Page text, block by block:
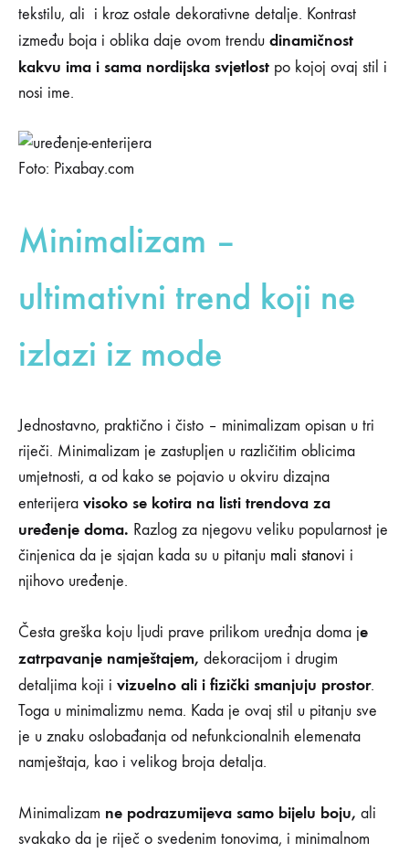
tekstilu, ali i kroz ostale dekorativne detalje. Kontrast
između boja i oblika daje ovom trendu dinamičnost
kakvu ima i sama nordijska svjetlost po kojoj ovaj stil i
nosi ime.
Foto: Pixabay.com
Minimalizam –
ultimativni trend koji ne
izlazi iz mode
Jednostavno, praktično i čisto – minimalizam opisan u tri
riječi. Minimalizam je zastupljen u različitim oblicima
umjetnosti, a od kako se pojavio u okviru dizajna
enterijera visoko se kotira na listi trendova za
uređenje doma. Razlog za njegovu veliku popularnost je
činjenica da je sjajan kada su u pitanju mali stanovi i
njihovo uređenje.
Česta greška koju ljudi prave prilikom uređnja doma je
zatrpavanje namještajem, dekoracijom i drugim
detaljima koji i vizuelno ali i fizički smanjuju prostor.
Toga u minimalizmu nema. Kada je ovaj stil u pitanju sve
je u znaku oslobađanja od nefunkcionalnih elemenata
namještaja, kao i velikog broja detalja.
Minimalizam ne podrazumijeva samo bijelu boju, ali
svakako da je riječ o svedenim tonovima, i minimalnom